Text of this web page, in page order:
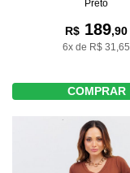
Preto
R$ 189,90
6x de R$ 31,65
COMPRAR